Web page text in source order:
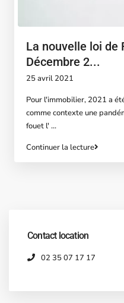
La nouvelle loi de
Décembre 2...
25 avril 2021
Pour l'immobilier, 2021 a
comme contexte une
fouet l'...
Continuer la lecture
Contact location
02 35 07 17 17